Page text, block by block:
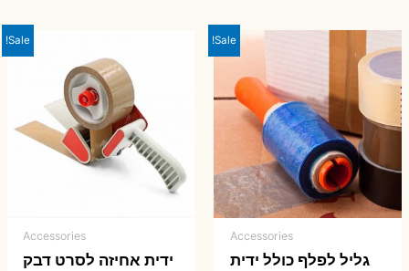
Sale!
Accessories
גליל לפלף כולל ידית
Sale!
Accessories
ידית אחיזה לסרט דבק